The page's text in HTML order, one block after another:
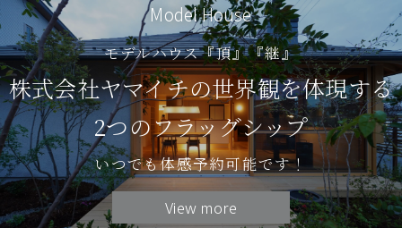
Model House
モデルハウス『頂』『継』
株式会社ヤマイチの世界観を体現する
2つのフラッグシップ
いつでも体感予約可能です！
View more